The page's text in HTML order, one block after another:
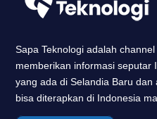
Sapa Teknologi adalah
memberikan informasi seputar
yang ada di Selandia Baru
bisa diterapkan di Indonesia